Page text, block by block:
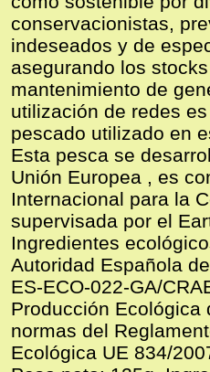
conservacionistas,
indeseados y de
asegurando los
mantenimiento de
utilización de redes
pescado utilizado en
Esta pesca se
Unión Europea , es
Internacional para la
supervisada por el
Ingredientes
Autoridad Española
ES-ECO-022-GA/
Producción Ecológica
normas del
Ecológica UE 834/